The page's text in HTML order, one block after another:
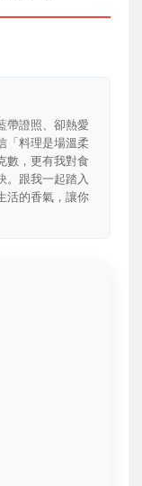
帶證照、卻熱愛
「料理是場溫柔
數，更有我對食
。跟我一起踏入
活的香氣，讓你